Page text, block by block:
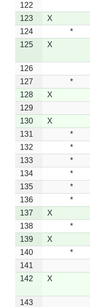
122
123
X
124
*
125
X
126
127
*
128
X
129
130
X
131
*
132
*
133
*
134
*
135
*
136
*
137
X
138
*
139
X
140
*
141
142
X
143